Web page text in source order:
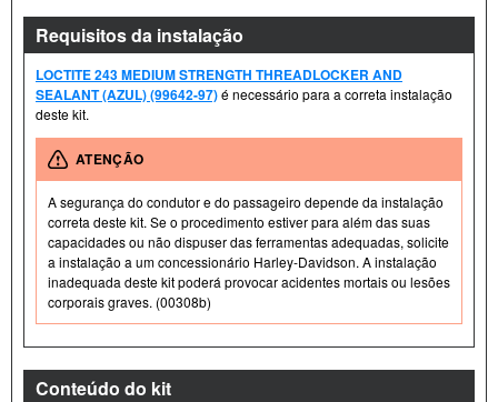
Requisitos da instalação
LOCTITE 243 MEDIUM STRENGTH THREADLOCKER AND
SEALANT (AZUL) (99642-97)é necessário para a correta instalação
deste kit.
ATENÇÃO
A segurança do condutor e do passageiro depende da instalação
correta deste kit. Se o procedimento estiver para além das suas
capacidades ou não dispuser das ferramentas adequadas, solicite
a instalação a um concessionário Harley-Davidson. A instalação
inadequada deste kit poderá provocar acidentes mortais ou lesões
corporais graves. (00308b)
Conteúdo do kit